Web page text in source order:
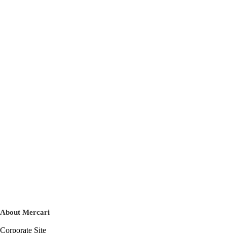
About Mercari
Corporate Site